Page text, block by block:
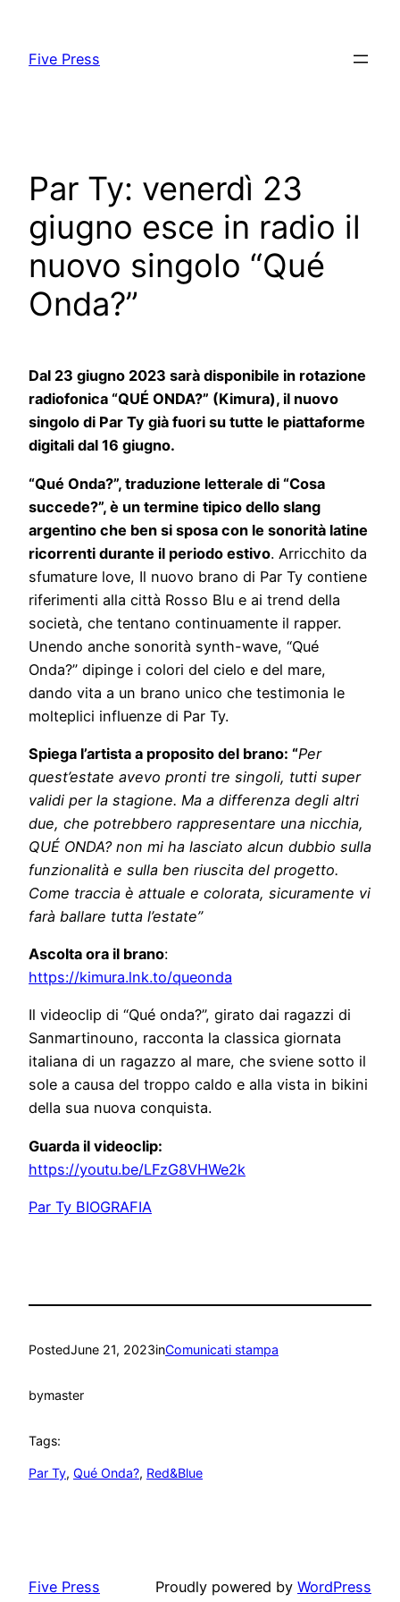
content
Five Press
Par Ty: venerdì 23
giugno esce in radio il
nuovo singolo “Qué
Onda?”
Dal 23 giugno 2023 sarà disponibile in rotazione
radiofonica “QUÉ ONDA?” (Kimura), il nuovo
singolo di Par Ty già fuori su tutte le piattaforme
digitali dal 16 giugno.
“Qué Onda?”, traduzione letterale di “Cosa
succede?”, è un termine tipico dello slang
argentino che ben si sposa con le sonorità latine
ricorrenti durante il periodo estivo. Arricchito da
sfumature love, Il nuovo brano di Par Ty contiene
riferimenti alla città Rosso Blu e ai trend della
società, che tentano continuamente il rapper.
Unendo anche sonorità synth-wave, “Qué
Onda?” dipinge i colori del cielo e del mare,
dando vita a un brano unico che testimonia le
molteplici influenze di Par Ty.
Spiega l’artista a proposito del brano: “Per
quest’estate avevo pronti tre singoli, tutti super
validi per la stagione. Ma a differenza degli altri
due, che potrebbero rappresentare una nicchia,
QUÉ ONDA? non mi ha lasciato alcun dubbio sulla
funzionalità e sulla ben riuscita del progetto.
Come traccia è attuale e colorata, sicuramente vi
farà ballare tutta l’estate”
Ascolta ora il brano:
https://kimura.lnk.to/queonda
Il videoclip di “Qué onda?”, girato dai ragazzi di
Sanmartinouno, racconta la classica giornata
italiana di un ragazzo al mare, che sviene sotto il
sole a causa del troppo caldo e alla vista in bikini
della sua nuova conquista.
Guarda il videoclip:
https://youtu.be/LFzG8VHWe2k
Par Ty BIOGRAFIA
PostedJune 21, 2023inComunicati stampa
bymaster
Tags:
Par Ty, Qué Onda?, Red&Blue
Five Press Proudly powered by WordPress